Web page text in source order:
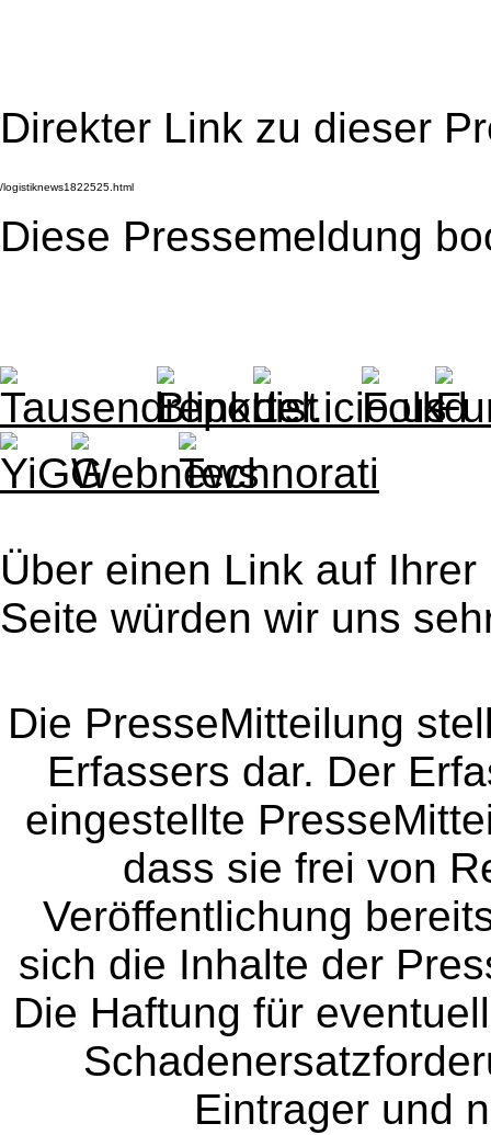
Direkter Link zu dieser
Diese Pressemeldung
Über einen Link auf
Seite würden wir uns
Die PresseMitteilung
Erfassers dar. Der
eingestellte
dass sie frei von
Veröffentlichung
sich die Inhalte der
Die Haftung für
Eintrager und